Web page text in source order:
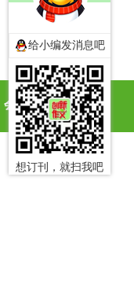
会员中心
给小编发消息吧
想订刊，就扫我吧